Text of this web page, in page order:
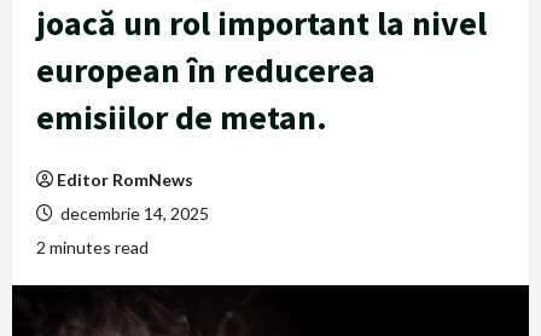
joacă un rol important la nivel
european în reducerea
emisiilor de metan.
Editor RomNews
decembrie 14, 2025
2 minutes read